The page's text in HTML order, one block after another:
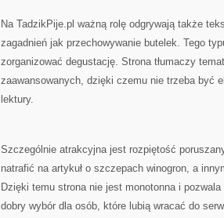
Na TadzikPije.pl ważną rolę odgrywają także
zagadnień jak przechowywanie butelek. Tego
zorganizować degustację. Strona tłumaczy
zaawansowanych, dzięki czemu nie trzeba być
lektury.
Szczególnie atrakcyjna jest rozpiętość
natrafić na artykuł o szczepach winogron, a
Dzięki temu strona nie jest monotonna i
dobry wybór dla osób, które lubią wracać do